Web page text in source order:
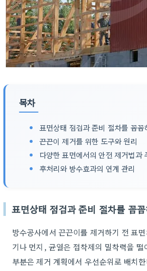
목차
표면상태 점검과 준비 절차를 꼼꼼
끈끈이 제거를 위한 도구와 원리
다양한 표면에서의 안전 제거법과
후처리와 방수효과의 연계 관리
표면상태 점검과 준비 절차를 꼼꼼
방수공사에서 끈끈이를 제거하기 전 표
기나 먼지, 균열은 접착제의 밀착력을
부분은 제거 계획에서 우선순위로 배치